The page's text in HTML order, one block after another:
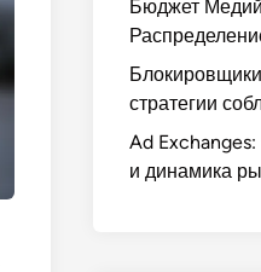
Бюджет
стратегии
Ad
и динамика